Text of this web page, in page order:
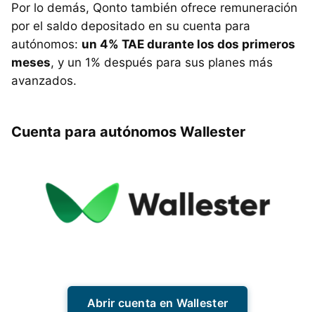
Por lo demás, Qonto también ofrece remuneración
por el saldo depositado en su cuenta para
autónomos: un 4% TAE durante los dos primeros
meses, y un 1% después para sus planes más
avanzados.
Cuenta para autónomos Wallester
Abrir cuenta en Wallester